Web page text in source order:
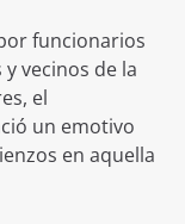
funcionarios
vecinos de la
el
un emotivo
en aquella